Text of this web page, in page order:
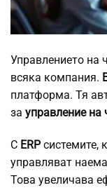
Управлението на
всяка компания.
платформа. Тя
за управление на
С ERPсистемите,
управляват
Това увеличава